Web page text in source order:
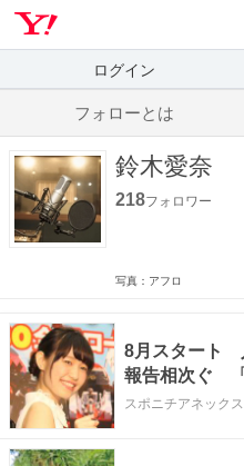
ログイン
フォローとは
鈴木愛奈
218フォロワー
写真：アフロ
8月スタート
報告相次ぐ
ブライブ！」
スポニチアネックス